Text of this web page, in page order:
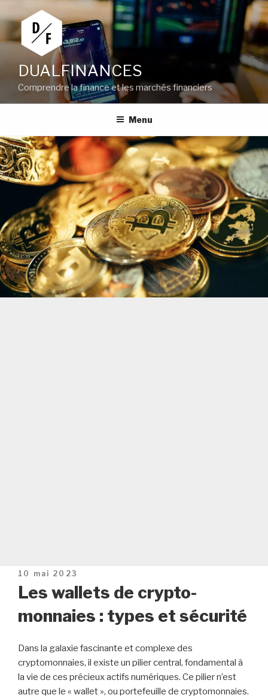
au
contenu
principal
DUALFINANCES
Comprendre la finance et les marchés financiers
Menu
Publié
le
10 mai 2023
Les wallets de crypto-
monnaies : types et sécurité
Dans la galaxie fascinante et complexe des
cryptomonnaies, il existe un pilier central, fondamental à
la vie de ces précieux actifs numériques. Ce pilier n’est
autre que le « wallet », ou portefeuille de cryptomonnaies.